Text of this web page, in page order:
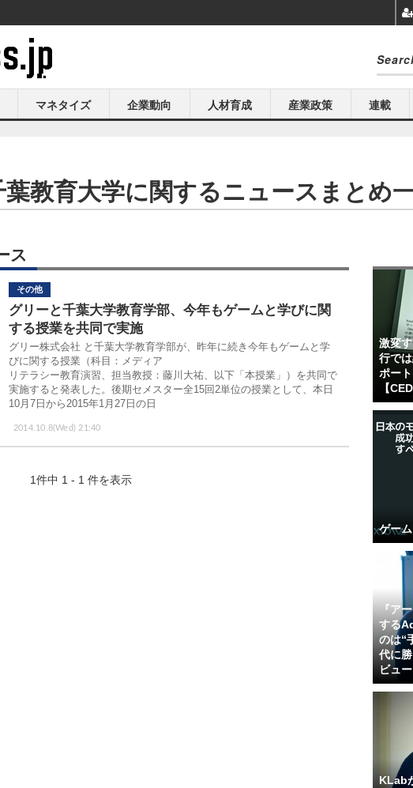
マネタイズ 企業動向 人材育成 産業政策 連載
葉教育大学に関するニュースまとめ
ス
その他
2014.10.8(Wed) 21:40
グリーと千葉大学教育学部、今年もゲームと学びに関
する授業を共同で実施
グリー株式会社 と千葉大学教育学部が、昨年に続き今年もゲームと学
びに関する授業（科目：メディア
リテラシー教育演習、担当教授：藤川大祐、以下「本授業」）を共同で
実施すると発表した。後期セメスター全15回2単位の授業として、本日
10月7日から2015年1月27日の日
1件中 1 - 1 件を表示
激変
行で
ポー
【
ゲー
『ア
する
のは“
代に
ビュー
KLab